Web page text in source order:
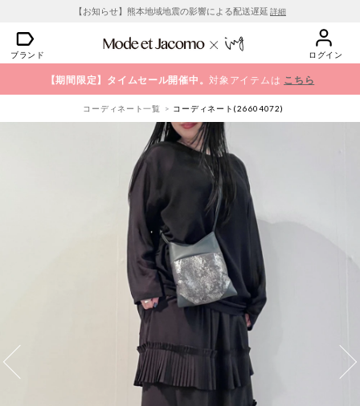
【お知らせ】熊本地域地震の影響による配送遅延 詳細
ブランド ログイン
【期間限定】タイムセール開催中。対象アイテムは こちら
コーディネート一覧 コーディネート(26604072)